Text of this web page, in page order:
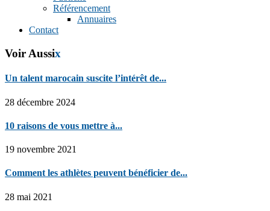
Référencement
Annuaires
Contact
Voir Aussix
Un talent marocain suscite l’intérêt de...
28 décembre 2024
10 raisons de vous mettre à...
19 novembre 2021
Comment les athlètes peuvent bénéficier de...
28 mai 2021